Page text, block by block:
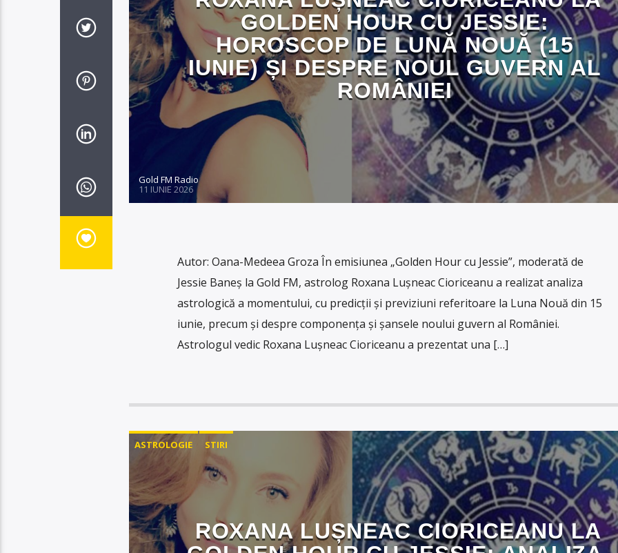
GOLDEN HOUR CU JESSIE:
HOROSCOP DE LUNĂ NOUĂ (15
IUNIE) ȘI DESPRE NOUL GUVERN AL
ROMÂNIEI
Gold FM Radio
11 IUNIE 2026
Autor: Oana-Medeea Groza În emisiunea „Golden Hour cu Jessie”, moderată de
Jessie Baneș la Gold FM, astrolog Roxana Lușneac Cioriceanu a realizat analiza
astrologică a momentului, cu predicții și previziuni referitoare la Luna Nouă din 15
iunie, precum și despre componența și șansele noului guvern al României.
Astrologul vedic Roxana Lușneac Cioriceanu a prezentat una […]
ASTROLOGIE STIRI
ROXANA LUȘNEAC CIORICEANU LA